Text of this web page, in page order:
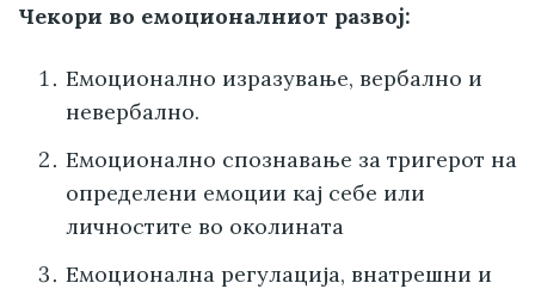
Чекори во емоционалниот развој:
Емоционално изразување, вербално и
невербално.
Емоционално спознавање за тригерот на
определени емоции кај себе или
личностите во околината
Емоционална регулација, внатрешни и